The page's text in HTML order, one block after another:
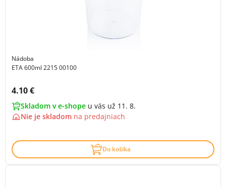
Nádoba
ETA 600ml 2215 00100
Cena s DPH:
4.10 €
Skladom v e-shope u vás už 11. 8.
Nie je skladom na predajniach
Do košíka